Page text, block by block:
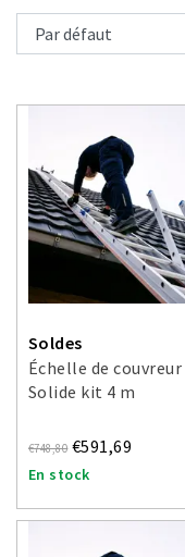
Soldes
Échelle de couvreur
Solide kit 4 m
€748,80 €591,69
En stock